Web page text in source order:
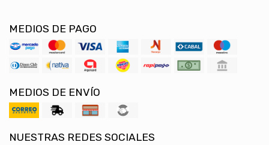
MEDIOS DE PAGO
MEDIOS DE ENVÍO
NUESTRAS REDES SOCIALES